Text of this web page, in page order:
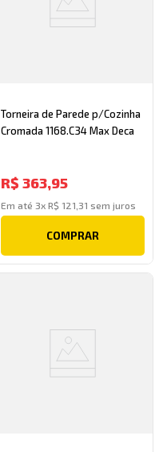
Torneira de Parede p/Cozinha
Cromada 1168.C34 Max Deca
R$ 363,95
Em até 3x R$ 121 31 sem juros
COMPRAR